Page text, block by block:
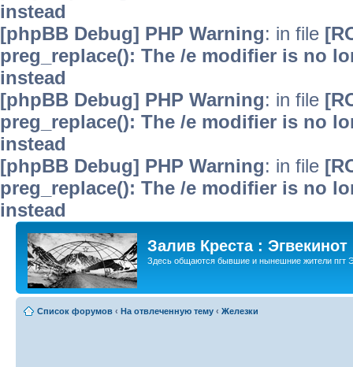
instead
[phpBB Debug] PHP Warning: in file
preg_replace(): The /e modifier is no
instead
[phpBB Debug] PHP Warning: in file
preg_replace(): The /e modifier is no
instead
[phpBB Debug] PHP Warning: in file
preg_replace(): The /e modifier is no
instead
Залив Креста : Эгвекинот
Здесь общаются бывшие и нынешние жители пгт
Список форумов ‹ На отвлеченную тему ‹ Железки